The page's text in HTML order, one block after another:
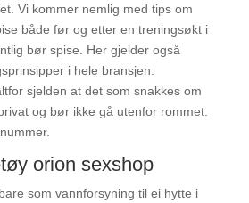
Vi kommer nemlig med tips om
både før og etter en treningsøkt i
bør spise. Her gjelder også
i hele bransjen.
sjelden at det som snakkes om
og bør ikke gå utenfor rommet.
orion sexshop
som vannforsyning til ei hytte i